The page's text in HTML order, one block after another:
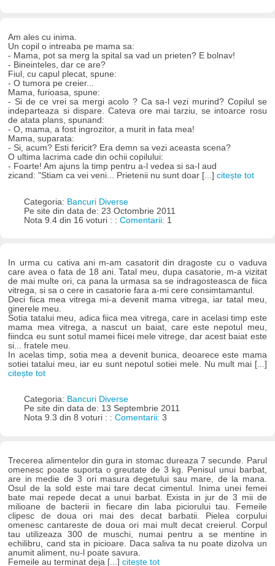
Am ales cu inima.
Un copil o intreaba pe mama sa:
- Mama, pot sa merg la spital sa vad un prieten? E bolnav!
- Bineinteles, dar ce are?
Fiul, cu capul plecat, spune:
- O tumora pe creier...
Mama, furioasa, spune:
- Si de ce vrei sa mergi acolo ? Ca sa-l vezi murind? Copilul se
indeparteaza si dispare. Cateva ore mai tarziu, se intoarce rosu
de atata plans, spunand:
- O, mama, a fost ingrozitor, a murit in fata mea!
Mama, suparata:
- Si, acum? Esti fericit? Era demn sa vezi aceasta scena?
O ultima lacrima cade din ochii copilului:
- Foarte! Am ajuns la timp pentru a-l vedea si sa-l aud
zicand: "Stiam ca vei veni... Prietenii nu sunt doar [...]citește tot
Categoria: Bancuri Diverse
Pe site din data de: 23 Octombrie 2011
Nota 9.4 din 16 voturi : : Comentarii: 1
In urma cu cativa ani m-am casatorit din dragoste cu o vaduva
care avea o fata de 18 ani. Tatal meu, dupa casatorie, m-a vizitat
de mai multe ori, ca pana la urmasa sa se indragosteasca de fiica
vitrega, si sa o cere in casatorie fara a-mi cere consimtamantul.
Deci fiica mea vitrega mi-a devenit mama vitrega, iar tatal meu,
ginerele meu.
Sotia tatalui meu, adica fiica mea vitrega, care in acelasi timp este
mama mea vitrega, a nascut un baiat, care este nepotul meu,
fiindca eu sunt sotul mamei fiicei mele vitrege, dar acest baiat este
si... fratele meu.
In acelas timp, sotia mea a devenit bunica, deoarece este mama
sotiei tatalui meu, iar eu sunt nepotul sotiei mele. Nu mult mai [...]
citește tot
Categoria: Bancuri Diverse
Pe site din data de: 13 Septembrie 2011
Nota 9.3 din 8 voturi : : Comentarii: 3
Trecerea alimentelor din gura in stomac dureaza 7 secunde. Parul
omenesc poate suporta o greutate de 3 kg. Penisul unui barbat,
are in medie de 3 ori masura degetului sau mare, de la mana.
Osul de la sold este mai tare decat cimentul. Inima unei femei
bate mai repede decat a unui barbat. Exista in jur de 3 mii de
milioane de bacterii in fiecare din laba piciorului tau. Femeile
clipesc de doua ori mai des decat barbatii. Pielea corpului
omenesc cantareste de doua ori mai mult decat creierul. Corpul
tau utilizeaza 300 de muschi, numai pentru a se mentine in
echilibru, cand sta in picioare. Daca saliva ta nu poate dizolva un
anumit aliment, nu-l poate savura.
Femeile au terminat deja [...]citește tot